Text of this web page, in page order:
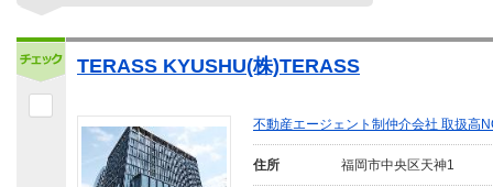
TERASS KYUSHU(株)TERASS
不動産エージェント制仲介会社 取扱高
住所 福岡市中央区天神1